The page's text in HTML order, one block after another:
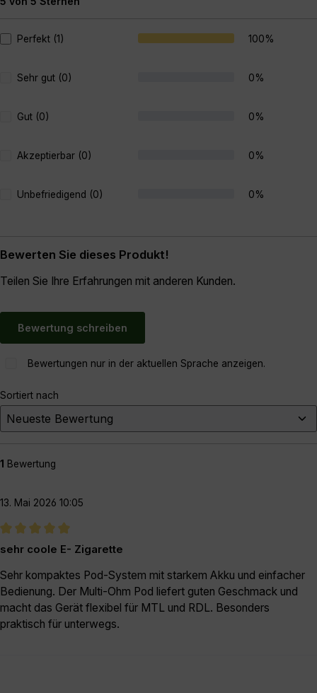
Durchschnittliche Bewertung von 5 von 5 Sternen
Perfekt (1) 100%
Sehr gut (0) 0%
Gut (0) 0%
Akzeptierbar (0) 0%
Unbefriedigend (0) 0%
Bewerten Sie dieses Produkt!
Teilen Sie Ihre Erfahrungen mit anderen Kunden.
Bewertung schreiben
Bewertungen nur in der aktuellen Sprache anzeigen.
Sortiert nach
1 Bewertung
13. Mai 2026 10:05
Bewertung mit 5 von 5 Sternen
sehr coole E- Zigarette
Sehr kompaktes Pod-System mit starkem Akku und einfacher
Bedienung. Der Multi-Ohm Pod liefert guten Geschmack und
macht das Gerät flexibel für MTL und RDL. Besonders
praktisch für unterwegs.